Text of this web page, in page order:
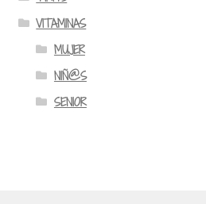
VITAMINAS
MUJER
NIÑ@S
SENIOR